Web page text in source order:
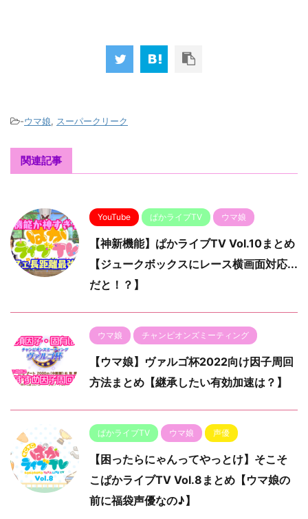
-ウマ娘, スーパークリーク
関連記事
YouTube ぱかライブTV ウマ娘
【神新機能】ぱかライブTV Vol.10まとめ
【ジュークボックスにレース横画面対応...
だと！？】
ウマ娘 チャンピオンズミーティング
【ウマ娘】ヴァルゴ杯2022向け因子周回
方法まとめ【継承したい有効加速は？】
ぱかライブTV ウマ娘 声優
【困ったらにゃんってやっとけ】そこそ
こぱかライブTV Vol.8まとめ【ウマ娘の
前に福袋声優なの♪】